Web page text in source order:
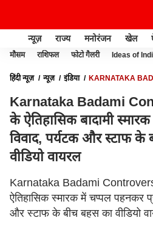
न्यूज़ राज्य मनोरंजन खेल
मौसम राशिफल फोटो गैलरी Ideas of
हिंदी न्यूज़ न्यूज़ इंडिया
KARNATAKA
वीडियो वायरल
Karnataka Badami
के ऐतिहासिक बादामी
विवाद, पर्यटक और स्टाफ के
वीडियो वायरल
Karnataka Badami
ऐतिहासिक स्मारक में चप्पल पहनकर
और स्टाफ के बीच बहस का वीडियो